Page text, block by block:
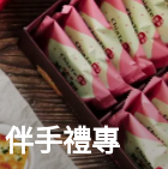
手禮專